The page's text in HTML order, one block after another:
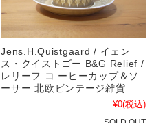
Jens.H.Quistgaard / イェン
ス・クイストゴー B&G Relief /
レリーフ コ ーヒーカップ＆ソ
ーサー 北欧ビンテージ雑貨
¥0(税込)